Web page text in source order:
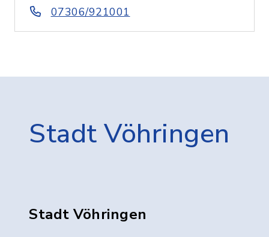
07306/921001
Stadt Vöhringen
Stadt Vöhringen